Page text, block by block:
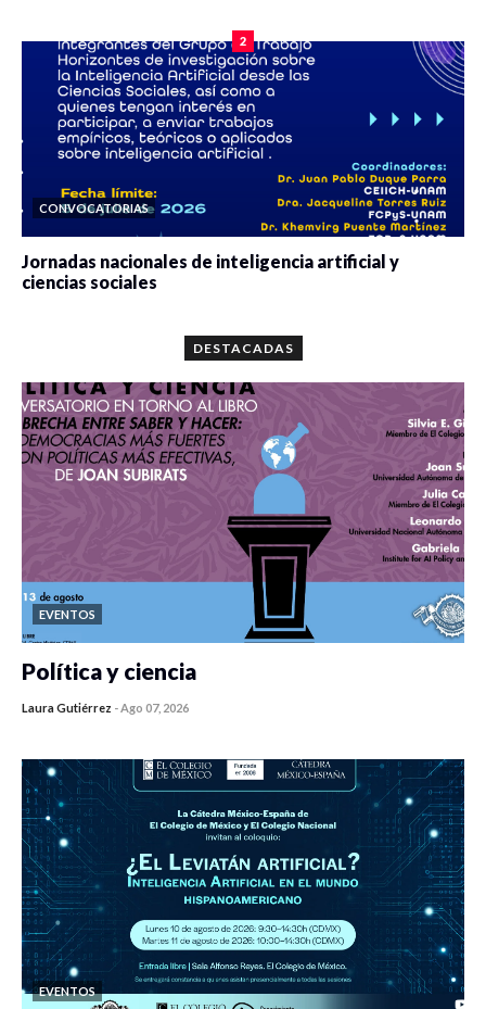
2
CONVOCATORIAS
Jornadas nacionales de inteligencia artificial y
ciencias sociales
DESTACADAS
EVENTOS
Política y ciencia
Laura Gutiérrez -Ago 07, 2026
EVENTOS